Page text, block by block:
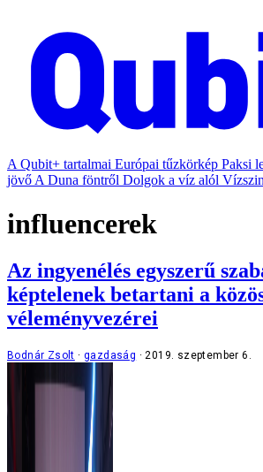
A Qubit+ tartalmai Európai tűzkörkép Paksi
jövő A Duna föntről Dolgok a víz alól
influencerek
Az ingyenélés egyszerű
képtelenek betartani a
véleményvezérei
Bodnár Zsolt gazdaság 2019. szeptember 6.